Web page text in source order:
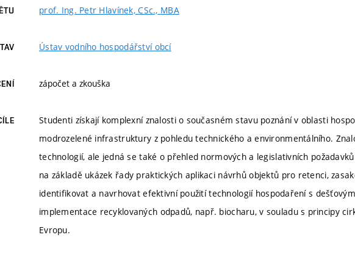
prof. Ing. Petr Hlavínek, CSc., MBA
Ústav vodního hospodářství obcí
zápočet a zkouška
Studenti získají komplexní znalosti o současném stavu poznání v oblasti
modrozelené infrastruktury z pohledu technického a environmentálního.
technologií, ale jedná se také o přehled normových a legislativních
na základě ukázek řady praktických aplikaci návrhů objektů pro retenci,
identifikovat a navrhovat efektivní použití technologií hospodaření s
implementace recyklovaných odpadů, např. biocharu, v souladu s principy
Evropu.